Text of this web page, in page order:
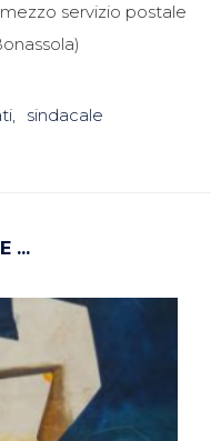
servizio postale
sindacale
...